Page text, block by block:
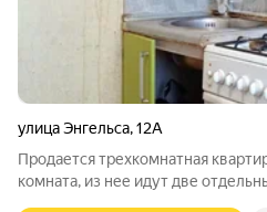
улица Энгельса,12А
Продается трехкомнатная
комната, из нее идут две